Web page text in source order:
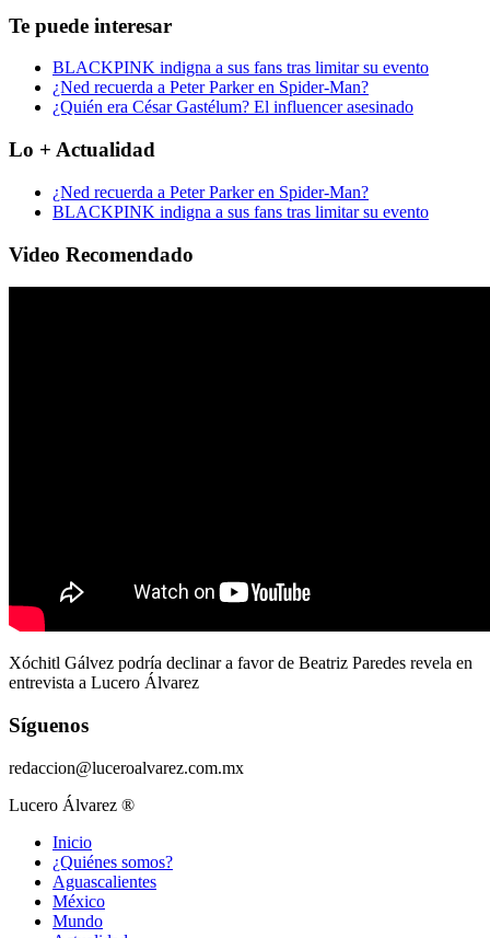
Te puede interesar
BLACKPINK indigna a sus fans tras limitar su evento
¿Ned recuerda a Peter Parker en Spider-Man?
¿Quién era César Gastélum? El influencer asesinado
Lo + Actualidad
¿Ned recuerda a Peter Parker en Spider-Man?
BLACKPINK indigna a sus fans tras limitar su evento
Video Recomendado
Xóchitl Gálvez podría declinar a favor de Beatriz Paredes revela en
entrevista a Lucero Álvarez
Síguenos
redaccion@luceroalvarez.com.mx
Lucero Álvarez ®
Inicio
¿Quiénes somos?
Aguascalientes
México
Mundo